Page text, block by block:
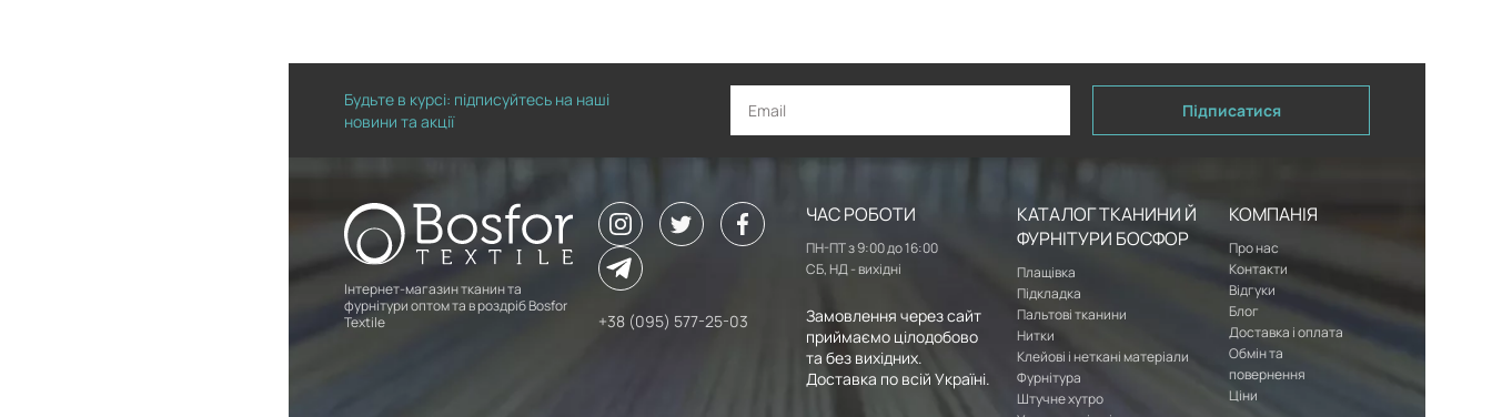
Будьте в курсі: підписуйтесь на наші
новини та акції
Підписатися
Інтернет-магазин тканин та
фурнітури оптом та в роздріб Bosfor
Textile
+38 (095) 577-25-03
ЧАС РОБОТИ
ПН-ПТ з 9:00 до 16:00
СБ, НД - вихідні
Замовлення через сайт
приймаємо цілодобово
та без вихідних.
Доставка по всій Україні.
КАТАЛОГ ТКАНИНИ Й
ФУРНІТУРИ БОСФОР
Плащівка
Підкладка
Пальтові тканини
Нитки
Клейові і неткані матеріали
Фурнітура
Штучне хутро
КОМПАНІЯ
Про нас
Контакти
Відгуки
Блог
Доставка і оплата
Обмін та
повернення
Ціни